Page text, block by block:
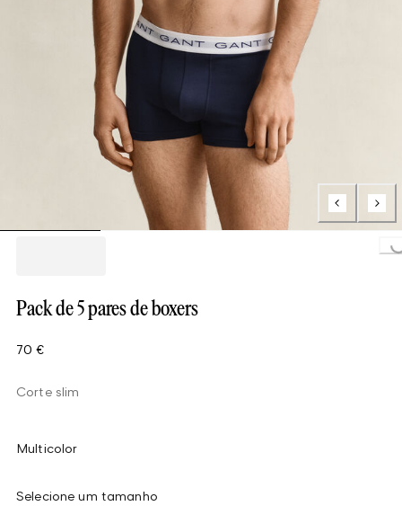
Loading...
Pack de 5 pares de boxers
70 €
Corte slim
Multicolor
Selecione um tamanho